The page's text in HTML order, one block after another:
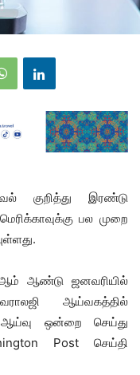
குறித்து இரண்டு
பல முறை
ஆண்டு ஜனவரியில்
ஆய்வகத்தில்
ஒன்றை செய்து
Post செய்தி